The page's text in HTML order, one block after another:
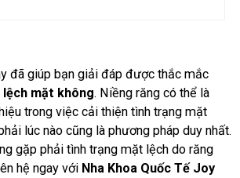
đã giúp bạn giải đáp được thắc mắc
mặt không. Niềng răng có thể là
trong việc cải thiện tình trạng mặt
lúc nào cũng là phương pháp duy nhất.
gặp phải tình trạng mặt lệch do răng
hệ ngay với Nha Khoa Quốc Tế Joy